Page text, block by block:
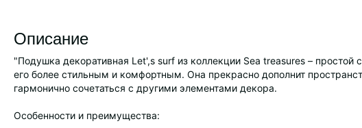
Описание
"Подушка декоративная Let',s surf из коллекции Sea treasures – простой
его более стильным и комфортным. Она прекрасно дополнит
гармонично сочетаться с другими элементами декора.
Особенности и преимущества: